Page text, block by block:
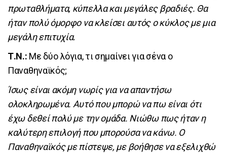
πρωταθλήματα, κύπελλα και μεγάλες βραδιές. Θα
ήταν πολύ όμορφο να κλείσει αυτός ο κύκλος με μια
μεγάλη επιτυχία.
Τ.Ν.: Με δύο λόγια, τι σημαίνει για σένα ο
Παναθηναϊκός;
Ίσως είναι ακόμη νωρίς για να απαντήσω
ολοκληρωμένα. Αυτό που μπορώ να πω είναι ότι
έχω δεθεί πολύ με την ομάδα. Νιώθω πως ήταν η
καλύτερη επιλογή που μπορούσα να κάνω. Ο
Παναθηναϊκός με πίστεψε, με βοήθησε να εξελιχθώ